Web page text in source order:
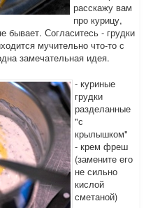
расскажу вам
про курицу,
бывает. Согласитесь - грудки
мучительно что-то с
замечательная идея.
- куриные
грудки
разделанные
"с
крылышком"
- крем фреш
(замените его
не сильно
кислой
сметаной)